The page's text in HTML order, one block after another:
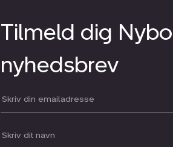
Tilmeld dig
nyhedsbrev
Din email:
Dit navn: